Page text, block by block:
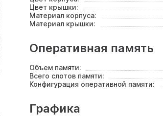
Цвет крышки:
Материал корпуса:
Материал крышки:
Оперативная память
Объем памяти:
Всего слотов памяти:
Конфигурация оперативной памяти:
Графика